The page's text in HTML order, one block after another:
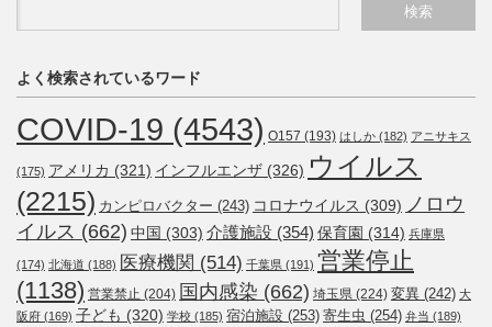
よく検索されているワード
COVID-19 (4543) O157 (193) はしか (182) アニサキス
(175) アメリカ (321) インフルエンザ (326) ウイルス
(2215) カンピロバクター (243) コロナウイルス (309) ノロウ
イルス (662) 中国 (303) 介護施設 (354) 保育園 (314) 兵庫県
(174) 北海道 (188) 医療機関 (514) 千葉県 (191) 営業停止
(1138) 営業禁止 (204) 国内感染 (662) 埼玉県 (224) 変異 (242) 大
阪府 (169) 子ども (320) 学校 (185) 宿泊施設 (253) 寄生虫 (254) 弁当 (189)